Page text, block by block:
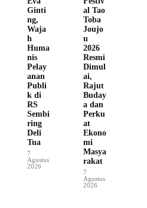
Ginti
ng,
Waja
h
Huma
nis
Pelay
anan
Publi
k di
RS
Sembi
ring
Deli
Tua
7
Agustus
2026
al Tao
Toba
Joujo
u
2026
Resmi
Dimul
ai,
Rajut
Buday
a dan
Perku
at
Ekono
mi
Masya
rakat
7
Agustus
2026